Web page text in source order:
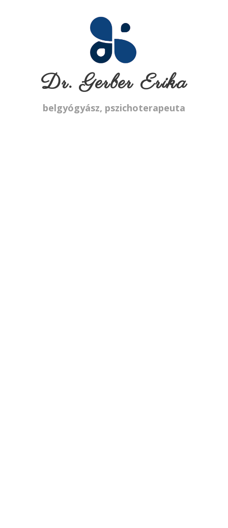
Dr. Gerber Erika
belgyógyász, pszichoterapeuta